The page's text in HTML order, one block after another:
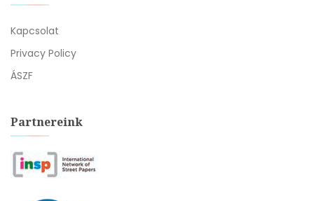
Kapcsolat
Privacy Policy
ÁSZF
Partnereink